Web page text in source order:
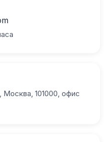
Москва, 101000, офис